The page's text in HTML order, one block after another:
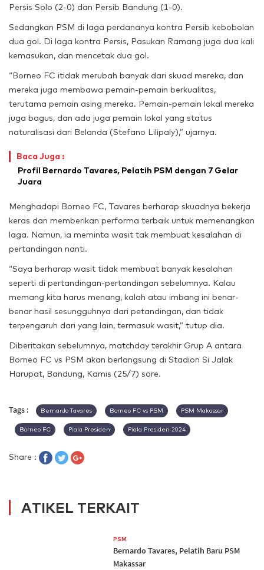
Persis Solo (2-0) dan Persib Bandung (1-0).
Sedangkan PSM di laga perdananya kontra Persib kebobolan
dua gol. Di laga kontra Persis, Pasukan Ramang juga dua kali
kemasukan, dan mencetak dua gol.
“Borneo FC itidak merubah banyak dari skuad mereka, dan
mereka juga membawa pemain-pemain berkualitas,
terutama pemain asing mereka. Pemain-pemain lokal mereka
juga bagus, dan ada juga pemain lokal yang status
naturalisasi dari Belanda (Stefano Lilipaly),” ujarnya.
Baca Juga :
Profil Bernardo Tavares, Pelatih PSM dengan 7 Gelar
Juara
Menghadapi Borneo FC, Tavares berharap skuadnya bekerja
keras dan memberikan performa terbaik untuk memenangkan
laga. Namun, ia meminta wasit tak membuat kesalahan di
pertandingan nanti.
“Saya berharap wasit tidak membuat banyak kesalahan
seperti di pertandingan-pertandingan sebelumnya. Kalau
memang kita harus menang, kalah atau imbang ini benar-
benar hasil sesungguhnya dari petandingan, dan tidak
terpengaruh dari yang lain, termasuk wasit,” tutup dia.
Diberitakan sebelumnya, matchday terakhir Grup A antara
Borneo FC vs PSM akan berlangsung di Stadion Si Jalak
Harupat, Bandung, Kamis (25/7) sore.
Tags : Bernardo Tavares Borneo FC vs PSM PSM Makassar
Borneo FC Piala Presiden Piala Presiden 2024
Share :
ATIKEL TERKAIT
PSM
Bernardo Tavares, Pelatih Baru PSM
Makassar